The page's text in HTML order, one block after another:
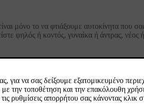
μόνο το να φτιάξουμε αυτοκίνητα που
ψηλός ή κοντός, γυναίκα ή άντρας,
καθιστώντας την προοπτική σας και
μας, παρακολουθούμε τα Volvo όλων